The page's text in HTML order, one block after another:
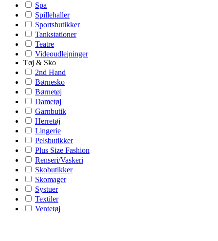
Spa
Spillehaller
Sportsbutikker
Tankstationer
Teatre
Videoudlejninger
Tøj & Sko
2nd Hand
Børnesko
Børnetøj
Dametøj
Garnbutik
Herretøj
Lingerie
Pelsbutikker
Plus Size Fashion
Renseri/Vaskeri
Skobutikker
Skomager
Systuer
Textiler
Ventetøj